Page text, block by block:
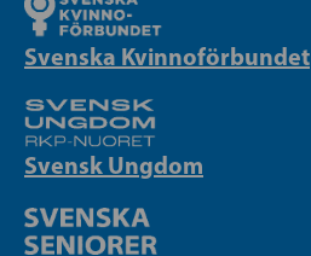
Svenska Kvinnoförbundet
Svensk Ungdom